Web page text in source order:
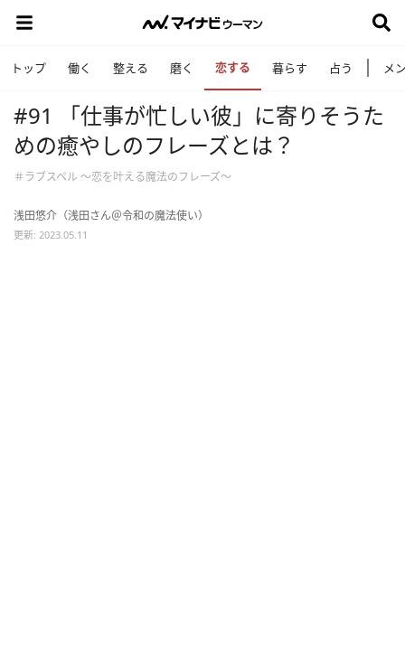
トップ 働く 整える 磨く 恋する 暮らす 占う メ
#91 「仕事が忙しい彼」に寄りそうた
めの癒やしのフレーズとは？
＃ラブスペル ～恋を叶える魔法のフレーズ～
浅田悠介（浅田さん＠令和の魔法使い）
更新: 2023.05.11